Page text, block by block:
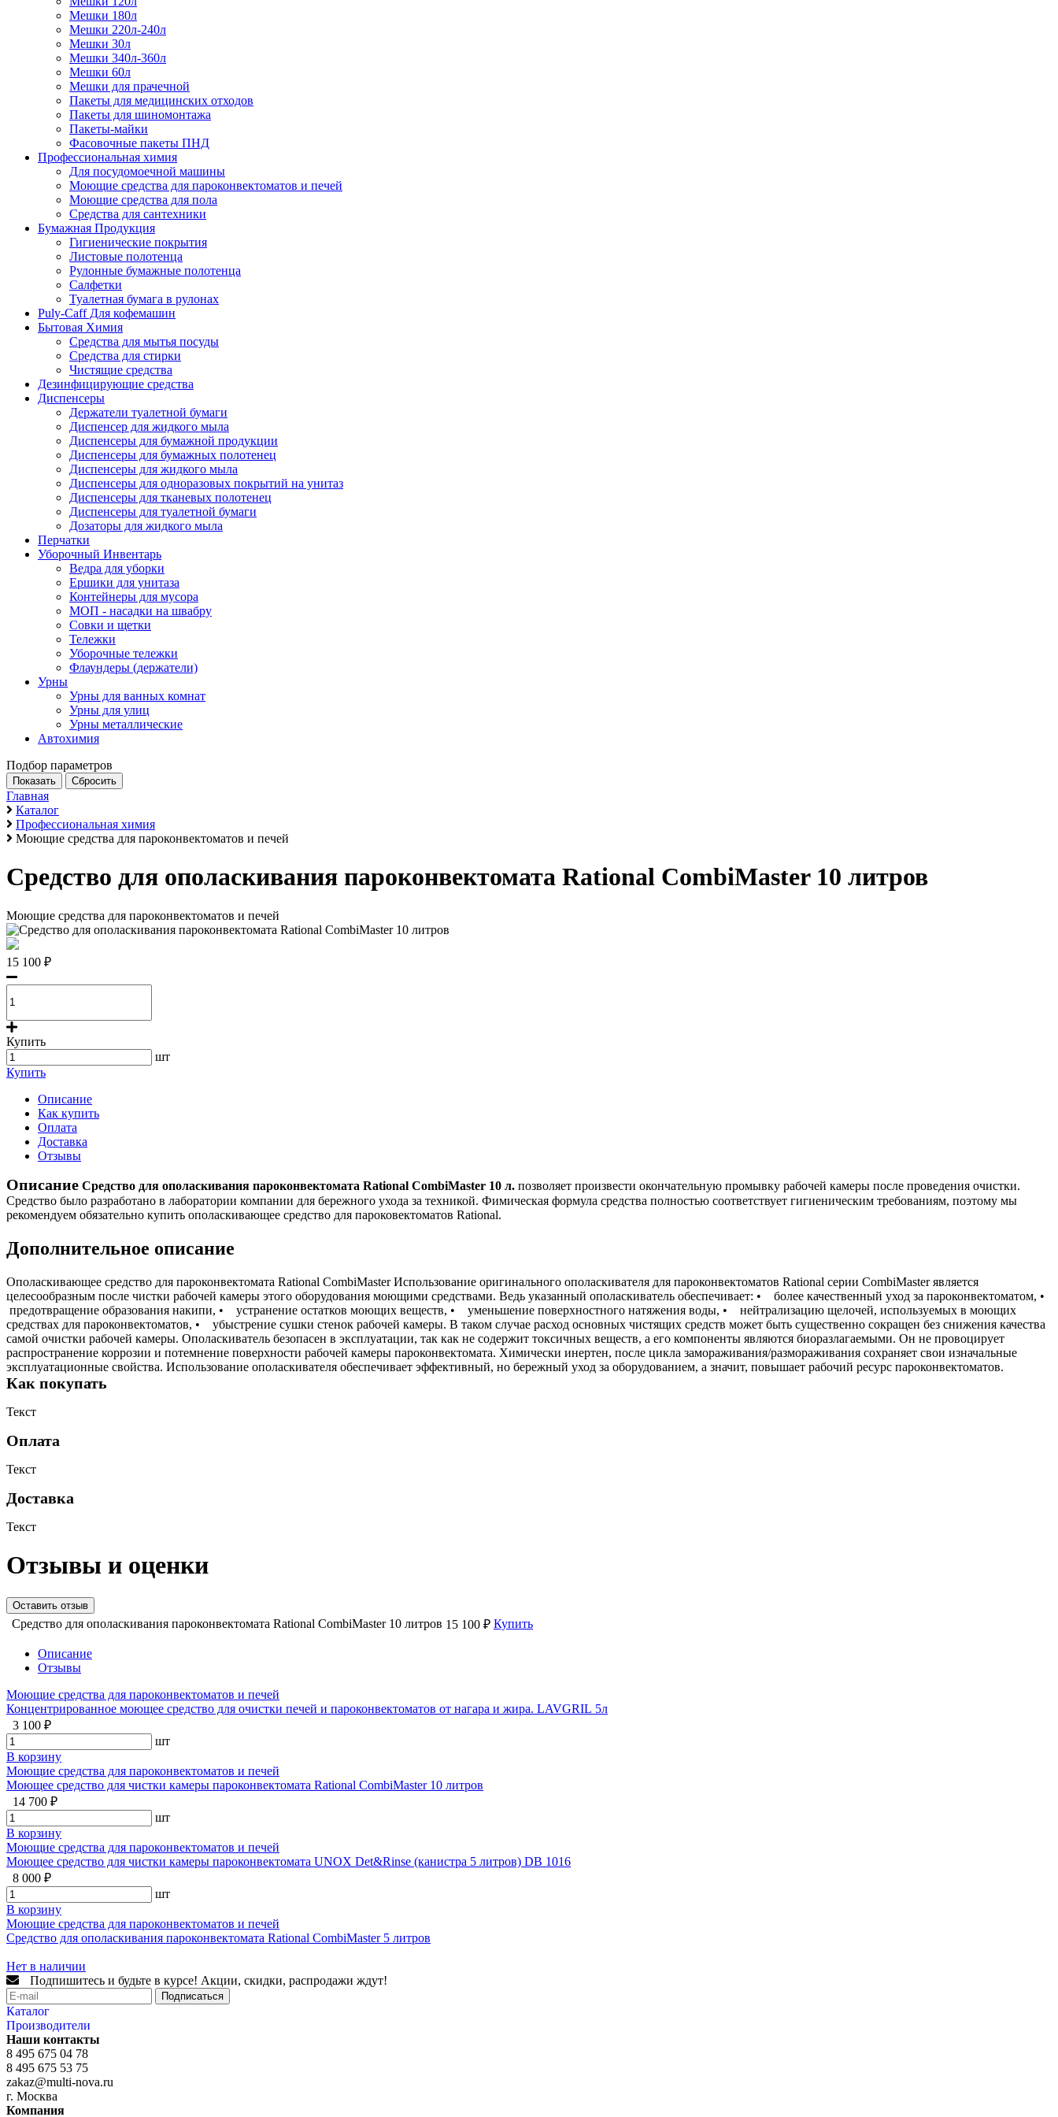
Мешки 180л
Мешки 220л-240л
Мешки 30л
Мешки 340л-360л
Мешки 60л
Мешки для прачечной
Пакеты для медицинских отходов
Пакеты для шиномонтажа
Пакеты-майки
Фасовочные пакеты ПНД
Профессиональная химия
Для посудомоечной машины
Моющие средства для пароконвектоматов и печей
Моющие средства для пола
Средства для сантехники
Бумажная Продукция
Гигиенические покрытия
Листовые полотенца
Рулонные бумажные полотенца
Салфетки
Туалетная бумага в рулонах
Puly-Caff Для кофемашин
Бытовая Химия
Средства для мытья посуды
Средства для стирки
Чистящие средства
Дезинфицирующие средства
Диспенсеры
Держатели туалетной бумаги
Диспенсер для жидкого мыла
Диспенсеры для бумажной продукции
Диспенсеры для бумажных полотенец
Диспенсеры для жидкого мыла
Диспенсеры для одноразовых покрытий на унитаз
Диспенсеры для тканевых полотенец
Диспенсеры для туалетной бумаги
Дозаторы для жидкого мыла
Перчатки
Уборочный Инвентарь
Ведра для уборки
Ершики для унитаза
Контейнеры для мусора
МОП - насадки на швабру
Совки и щетки
Тележки
Уборочные тележки
Флаундеры (держатели)
Урны
Урны для ванных комнат
Урны для улиц
Урны металлические
Автохимия
Подбор параметров
Главная
Каталог
Профессиональная химия
Моющие средства для пароконвектоматов и печей
Средство для ополаскивания пароконвектомата Rational CombiMaster 10 литров
Моющие средства для пароконвектоматов и печей
15 100 ₽
Купить
шт
Купить
Описание
Как купить
Оплата
Доставка
Отзывы
Описание Средство для ополаскивания пароконвектомата Rational CombiMaster 10 л. позволяет произвести окончательную промывку рабочей камеры после проведения очистки.
Средство было разработано в лаборатории компании для бережного ухода за техникой. Фимическая формула средства полностью соответствует гигиеническим требованиям, поэтому мы
рекомендуем обязательно купить ополаскивающее средство для пароковектоматов Rational.
Дополнительное описание
Ополаскивающее средство для пароконвектомата Rational CombiMaster Использование оригинального ополаскивателя для пароконвектоматов Rational серии CombiMaster является
целесообразным после чистки рабочей камеры этого оборудования моющими средствами. Ведь указанный ополаскиватель обеспечивает: • более качественный уход за пароконвектоматом, •
предотвращение образования накипи, • устранение остатков моющих веществ, • уменьшение поверхностного натяжения воды, • нейтрализацию щелочей, используемых в моющих
средствах для пароконвектоматов, • убыстрение сушки стенок рабочей камеры. В таком случае расход основных чистящих средств может быть существенно сокращен без снижения качества
самой очистки рабочей камеры. Ополаскиватель безопасен в эксплуатации, так как не содержит токсичных веществ, а его компоненты являются биоразлагаемыми. Он не провоцирует
распространение коррозии и потемнение поверхности рабочей камеры пароконвектомата. Химически инертен, после цикла замораживания/размораживания сохраняет свои изначальные
эксплуатационные свойства. Использование ополаскивателя обеспечивает эффективный, но бережный уход за оборудованием, а значит, повышает рабочий ресурс пароконвектоматов.
Как покупать
Текст
Оплата
Текст
Доставка
Текст
Отзывы и оценки
Оставить отзыв
Средство для ополаскивания пароконвектомата Rational CombiMaster 10 литров 15 100 ₽ Купить
Описание
Отзывы
Моющие средства для пароконвектоматов и печей
Концентрированное моющее средство для очистки печей и пароконвектоматов от нагара и жира. LAVGRIL 5л
3 100 ₽
шт
В корзину
Моющие средства для пароконвектоматов и печей
Моющее средство для чистки камеры пароконвектомата Rational CombiMaster 10 литров
14 700 ₽
шт
В корзину
Моющие средства для пароконвектоматов и печей
Моющее средство для чистки камеры пароконвектомата UNOX Det&Rinse (канистра 5 литров) DB 1016
8 000 ₽
шт
В корзину
Моющие средства для пароконвектоматов и печей
Средство для ополаскивания пароконвектомата Rational CombiMaster 5 литров
Нет в наличии
Подпишитесь и будьте в курсе! Акции, скидки, распродажи ждут!
Подписаться
Каталог
Производители
Наши контакты
8 495 675 04 78
8 495 675 53 75
zakaz@multi-nova.ru
г. Москва
Компания